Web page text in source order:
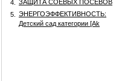
4.
ЗАЩИТА СОЕВЫХ ПОСЕВОВ
5.
ЭНЕРГОЭФФЕКТИВНОСТЬ:
Детский сад категории [Аk